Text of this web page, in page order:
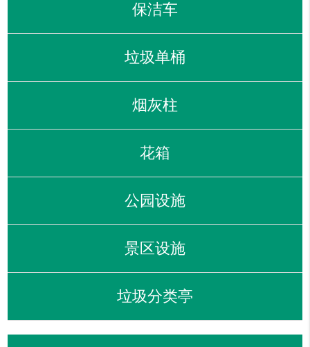
保洁车
垃圾单桶
烟灰柱
花箱
公园设施
景区设施
垃圾分类亭